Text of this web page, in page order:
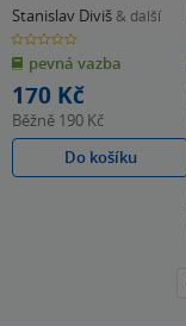
Stanislav Diviš & další
0.0
z
5
hvězdiček
pevná vazba
170 Kč
Běžně 190 Kč
Do košíku